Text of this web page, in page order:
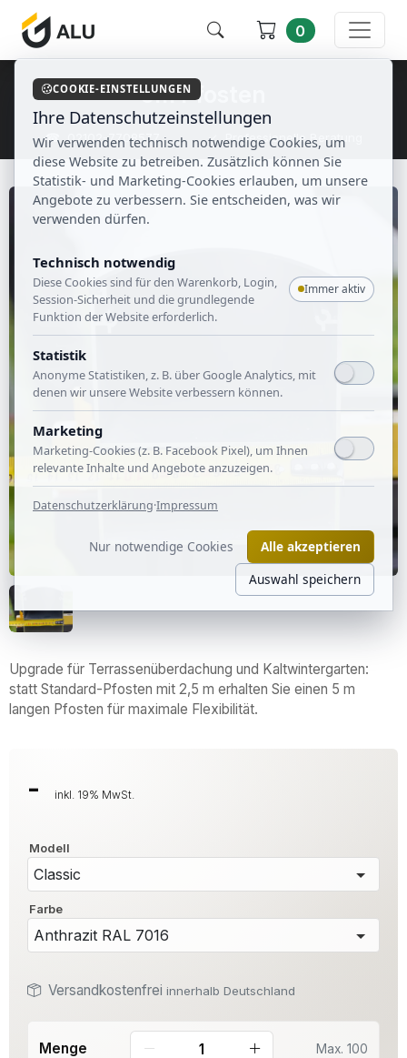
0
5m Pfosten
☎ 02102-7708577 ✓ Professionelle Beratung
✓ 0% Finanzierung
✓ Großes Sortiment
Upgrade für Terrassenüberdachung und Kaltwintergarten:
statt Standard-Pfosten mit 2,5 m erhalten Sie einen 5 m
langen Pfosten für maximale Flexibilität.
- inkl. 19% MwSt.
Modell
Farbe
Versandkostenfrei innerhalb Deutschland
Menge Max. 100
COOKIE-EINSTELLUNGEN
Ihre Datenschutzeinstellungen
Wir verwenden technisch notwendige Cookies, um
diese Website zu betreiben. Zusätzlich können Sie
Statistik- und Marketing-Cookies erlauben, um unsere
Angebote zu verbessern. Sie entscheiden, was wir
verwenden dürfen.
Technisch notwendig
Diese Cookies sind für den Warenkorb, Login,
Session-Sicherheit und die grundlegende
Funktion der Website erforderlich.
Immer aktiv
Statistik
Anonyme Statistiken, z. B. über Google Analytics, mit
denen wir unsere Website verbessern können.
Marketing
Marketing-Cookies (z. B. Facebook Pixel), um Ihnen
relevante Inhalte und Angebote anzuzeigen.
Datenschutzerklärung·Impressum
Nur notwendige Cookies
Alle akzeptieren
Auswahl speichern